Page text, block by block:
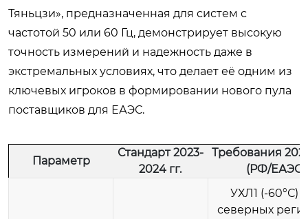
Тяньцзи», предназначенная для систем с
частотой 50 или 60 Гц, демонстрирует высокую
точность измерений и надежность даже в
экстремальных условиях, что делает её одним из
ключевых игроков в формировании нового пула
поставщиков для ЕАЭС.
Параметр
Стандарт 2023-
2024 гг.
Требования
(РФ/ЕАЭС)
УХЛ1 (-60°С)
северных